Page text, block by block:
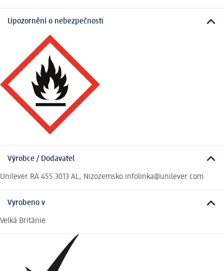
Upozornění o nebezpečnosti
Výrobce / Dodavatel
Unilever RA 455 3013 AL, Nizozemsko infolinka@unilever.com
Vyrobeno v
Velká Británie